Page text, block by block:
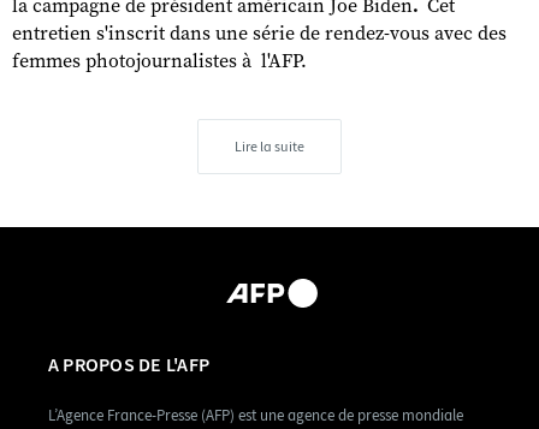
la campagne de président américain Joe Biden. Cet
entretien s'inscrit dans une série de rendez-vous avec des
femmes photojournalistes à l'AFP.
Lire la suite
A PROPOS DE L'AFP
L’Agence France-Presse (AFP) est une agence de presse mondiale